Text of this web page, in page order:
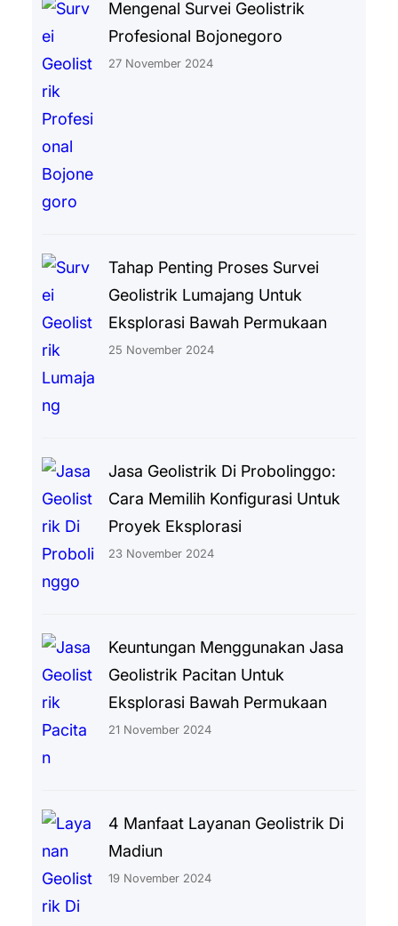
Mengenal Survei Geolistrik
Profesional Bojonegoro
27 November 2024
Tahap Penting Proses Survei
Geolistrik Lumajang Untuk
Eksplorasi Bawah Permukaan
25 November 2024
Jasa Geolistrik Di Probolinggo:
Cara Memilih Konfigurasi Untuk
Proyek Eksplorasi
23 November 2024
Keuntungan Menggunakan Jasa
Geolistrik Pacitan Untuk
Eksplorasi Bawah Permukaan
21 November 2024
4 Manfaat Layanan Geolistrik Di
Madiun
19 November 2024